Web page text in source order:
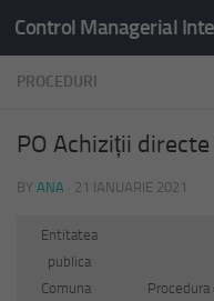
Skip to content
Control Managerial
PROCEDURI
PO Achiziții
BY ANA · 21 IANUARIE 2021
Entitatea
publica
Comuna